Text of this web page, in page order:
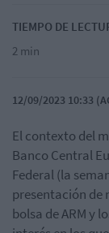
TIEMPO DE
2 min
12/09/2023 10:33
El contexto del
Banco Central
Federal (la
presentación de
bolsa de ARM y